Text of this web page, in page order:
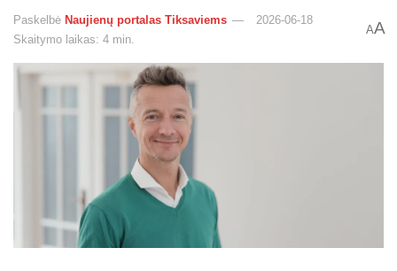
Paskelbė Naujienų portalas Tiksaviems
2026-06-18
Skaitymo laikas: 4 min.
AA